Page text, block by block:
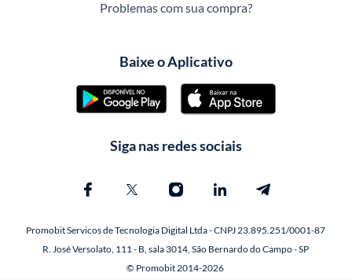
Problemas com sua compra?
Baixe o Aplicativo
Siga nas redes sociais
Promobit Servicos de Tecnologia Digital Ltda - CNPJ 23.895.251/0001-87
R. José Versolato, 111 - B, sala 3014, São Bernardo do Campo - SP
© Promobit 2014-2026